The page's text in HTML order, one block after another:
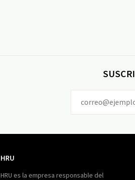
HRU
HRU es la empresa responsable del